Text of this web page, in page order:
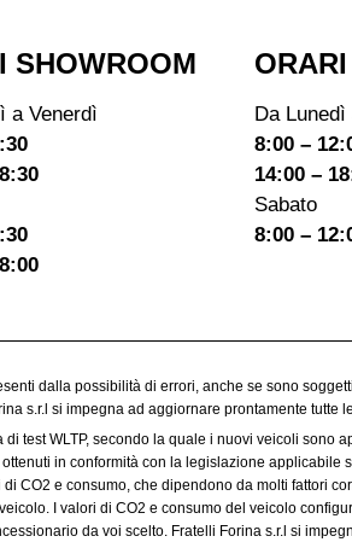
SHOWROOM​
a Venerdì
Da
8:00 –
14:00 –
Sabato
8:00 –
dalla possibilità di errori, anche se sono
s.r.l si impegna ad aggiornare prontamente
test WLTP, secondo la quale i nuovi veicoli sono
in conformità con la legislazione
CO2 e consumo, che dipendono da molti fattori
I valori di CO2 e consumo del veicolo
da voi scelto. Fratelli Forina s.r.l si